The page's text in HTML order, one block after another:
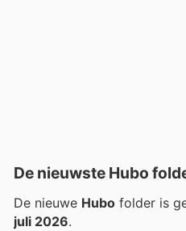
De nieuwste Hubo
De nieuwe Hubo folder is
juli 2026.